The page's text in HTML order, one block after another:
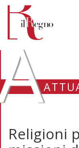
Religioni